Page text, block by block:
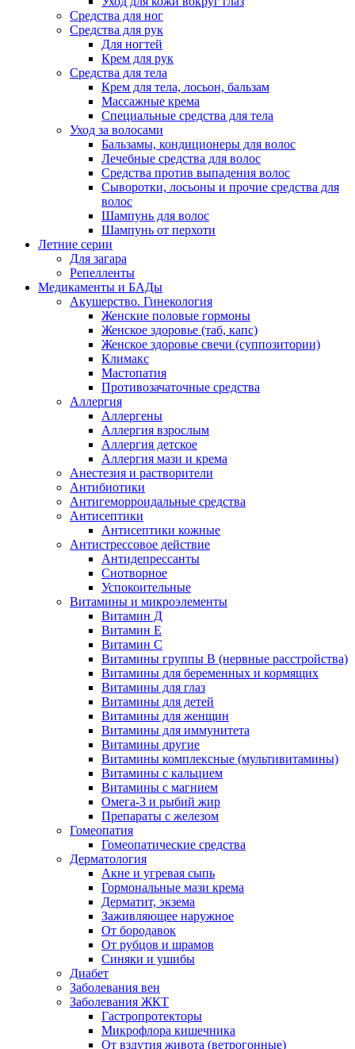
Средства для ног
Средства для рук
Для ногтей
Крем для рук
Средства для тела
Крем для тела, лосьон, бальзам
Массажные крема
Специальные средства для тела
Уход за волосами
Бальзамы, кондиционеры для волос
Лечебные средства для волос
Средства против выпадения волос
Сыворотки, лосьоны и прочие средства для
волос
Шампунь для волос
Шампунь от перхоти
Летние серии
Для загара
Репелленты
Медикаменты и БАДы
Акушерство. Гинекология
Женские половые гормоны
Женское здоровье (таб, капс)
Женское здоровье свечи (суппозитории)
Климакс
Мастопатия
Противозачаточные средства
Аллергия
Аллергены
Аллергия взрослым
Аллергия детское
Аллергия мази и крема
Анестезия и растворители
Антибиотики
Антигеморроидальные средства
Антисептики
Антисептики кожные
Антистрессовое действие
Антидепрессанты
Снотворное
Успокоительные
Витамины и микроэлементы
Витамин Д
Витамин Е
Витамин С
Витамины группы В (нервные расстройства)
Витамины для беременных и кормящих
Витамины для глаз
Витамины для детей
Витамины для женщин
Витамины для иммунитета
Витамины другие
Витамины комплексные (мультивитамины)
Витамины с кальцием
Витамины с магнием
Омега-3 и рыбий жир
Препараты с железом
Гомеопатия
Гомеопатические средства
Дерматология
Акне и угревая сыпь
Гормональные мази крема
Дерматит, экзема
Заживляющее наружное
От бородавок
От рубцов и шрамов
Синяки и ушибы
Диабет
Заболевания вен
Заболевания ЖКТ
Гастропротекторы
Микрофлора кишечника
От вздутия живота (ветрогонные)